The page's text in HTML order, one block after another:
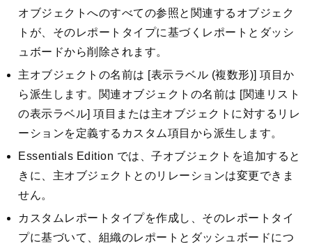
オブジェクトへのすべての参照と関連するオブジェク
トが、そのレポートタイプに基づくレポートとダッシ
ュボードから削除されます。
主オブジェクトの名前は [表示ラベル (複数形)] 項目か
ら派生します。関連オブジェクトの名前は [関連リスト
の表示ラベル] 項目または主オブジェクトに対するリレ
ーションを定義するカスタム項目から派生します。
Essentials Edition では、子オブジェクトを追加すると
きに、主オブジェクトとのリレーションは変更できま
せん。
カスタムレポートタイプを作成し、そのレポートタイ
プに基づいて、組織のレポートとダッシュボードにつ